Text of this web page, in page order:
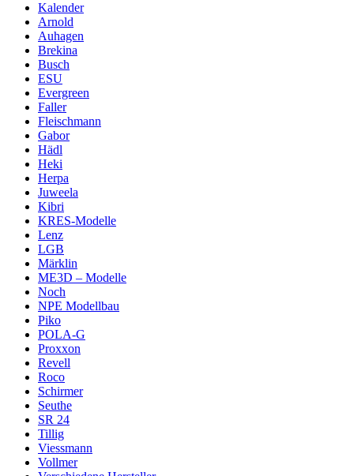
Kalender
Arnold
Auhagen
Brekina
Busch
ESU
Evergreen
Faller
Fleischmann
Gabor
Hädl
Heki
Herpa
Juweela
Kibri
KRES-Modelle
Lenz
LGB
Märklin
ME3D – Modelle
Noch
NPE Modellbau
Piko
POLA-G
Proxxon
Revell
Roco
Schirmer
Seuthe
SR 24
Tillig
Viessmann
Vollmer